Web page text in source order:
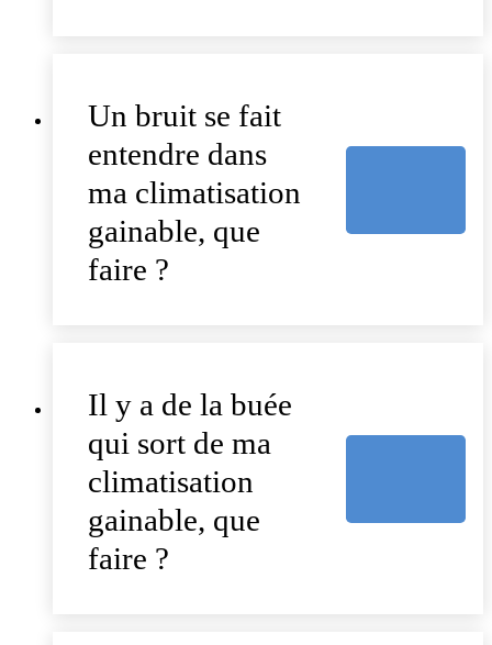
Un bruit se fait
entendre dans
ma climatisation
gainable, que
faire ?
Il y a de la buée
qui sort de ma
climatisation
gainable, que
faire ?